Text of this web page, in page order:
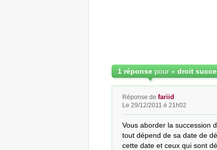
1 réponse pour « droit
Réponse de fariid
Le 29/12/2011 é 21h02
Vous aborder la succession
tout dépend de sa date de
cette date et ceux qui sont